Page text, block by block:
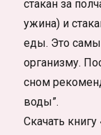
стакан за
ужина) и
еды. Это
организму.
сном
воды”.
Скачать